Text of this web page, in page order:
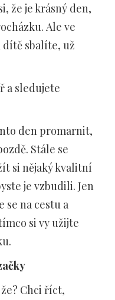
že je krásný den,
Ale ve
dítě sbalíte, už
a sledujete
den promarnit,
Stále se
si nějaký kvalitní
je vzbudili. Jen
se na cestu a
si vy užijte
Chci říct,